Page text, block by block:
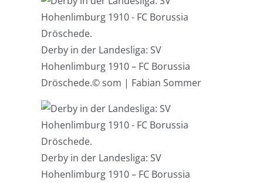
Derby in der Landesliga: SV
Hohenlimburg 1910 – FC Borussia
Dröschede.© som | Fabian Sommer
Derby in der Landesliga: SV
Hohenlimburg 1910 – FC Borussia